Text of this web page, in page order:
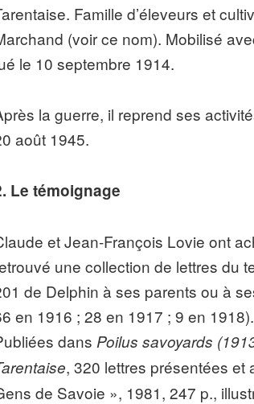
Famille d’éleveurs et
(voir ce nom). Mobilisé
le 10 septembre 1914.
la guerre, il reprend ses
août 1945.
Le témoignage
et Jean-François Lovie ont
une collection de lettres du
de Delphin à ses parents ou à
en 1916 ; 28 en 1917 ; 9 en
dans Poilus savoyards
, 320 lettres présentées et
de Savoie », 1981, 247 p.,